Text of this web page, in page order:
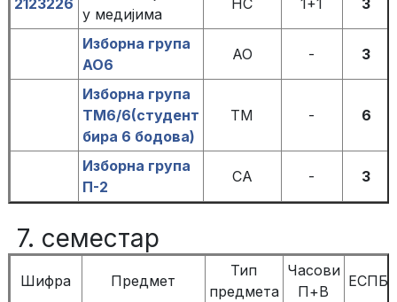
2123226
у медијима
НС 1+1 3
Изборна група
АО6
АО - 3
Изборна група
ТМ6/6(студент
бира 6 бодова)
ТМ - 6
Изборна група
П-2
СА - 3
7. семестар
Шифра Предмет
Тип
предмета
Часови
П+В
ЕСПБ